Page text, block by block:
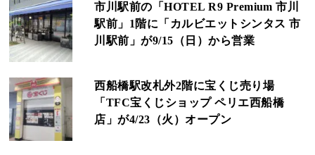
市川駅前の「HOTEL R9 Premium 市川
駅前」1階に「カルビエットシンタス 市
川駅前」が9/15（日）から営業
西船橋駅改札外2階に宝くじ売り場
「TFC宝くじショップ ペリエ西船橋
店」が4/23（火）オープン